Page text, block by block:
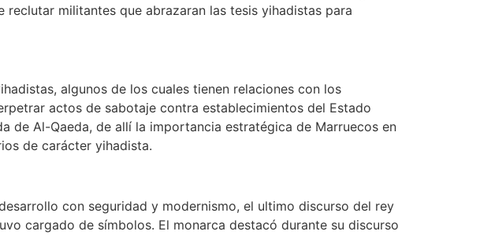
militantes que abrazaran las tesis yihadistas para
algunos de los cuales tienen relaciones con los
actos de sabotaje contra establecimientos del Estado
de Al-Qaeda, de allí la importancia estratégica de Marruecos en
de carácter yihadista.
con seguridad y modernismo, el ultimo discurso del rey
cargado de símbolos. El monarca destacó durante su discurso